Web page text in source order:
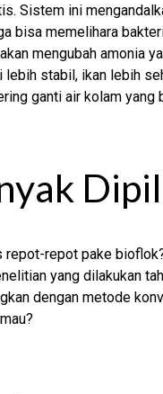
Sistem ini
bisa memelihara
mengubah amonia
stabil, ikan lebih
ganti air kolam yang
repot-repot pake
yang dilakukan
dengan metode